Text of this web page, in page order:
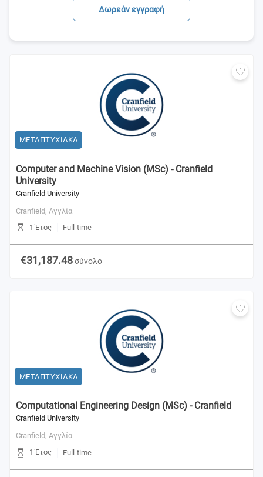
Δωρεάν εγγραφή
ΜΕΤΑΠΤΥΧΙΑΚΑ
Computer and Machine Vision (MSc) - Cranfield
University
Cranfield University
Cranfield, Αγγλία
1 Έτος
Full-time
€31,187.48σύνολο
ΜΕΤΑΠΤΥΧΙΑΚΑ
Computational Engineering Design (MSc) - Cranfield
Cranfield University
Cranfield, Αγγλία
1 Έτος
Full-time